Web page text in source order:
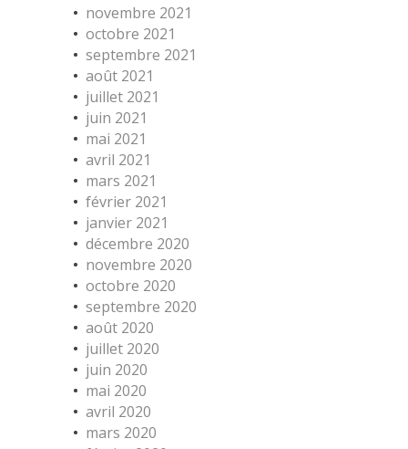
novembre 2021
octobre 2021
septembre 2021
août 2021
juillet 2021
juin 2021
mai 2021
avril 2021
mars 2021
février 2021
janvier 2021
décembre 2020
novembre 2020
octobre 2020
septembre 2020
août 2020
juillet 2020
juin 2020
mai 2020
avril 2020
mars 2020